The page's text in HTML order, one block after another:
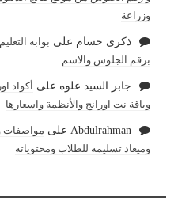
وزراعة
ذكرى حسام على
برقم الجلوس والاسم
جابر السيد علوه على أكواد
وباقة نت اورانج والأنظمة واسعارها
Abdulrahman على
وميعاد تسليمه للطلاب ومحتوياته